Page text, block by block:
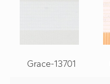
Grace-13701